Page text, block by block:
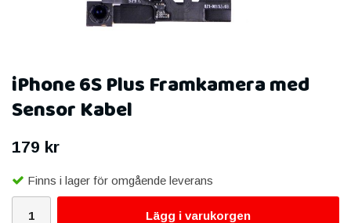
iPhone 6S Plus Framkamera med
Sensor Kabel
179 kr
Finns i lager för omgående leverans
Lägg i varukorgen